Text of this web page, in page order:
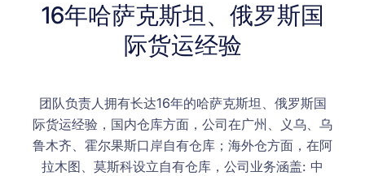
16年哈萨克斯坦、俄罗斯国
际货运经验
团队负责人拥有长达16年的哈萨克斯坦、俄罗斯国
际货运经验，国内仓库方面，公司在广州、义乌、乌
鲁木齐、霍尔果斯口岸自有仓库；海外仓方面，在阿
拉木图、莫斯科设立自有仓库，公司业务涵盖: 中